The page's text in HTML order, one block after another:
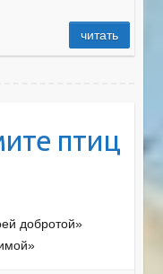
читать
птиц
добротой»